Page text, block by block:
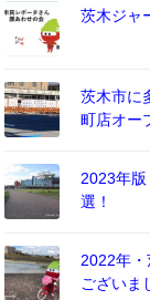
茨木ジャ
茨木市に
町店オー
2023年
選！
2022年
ございま